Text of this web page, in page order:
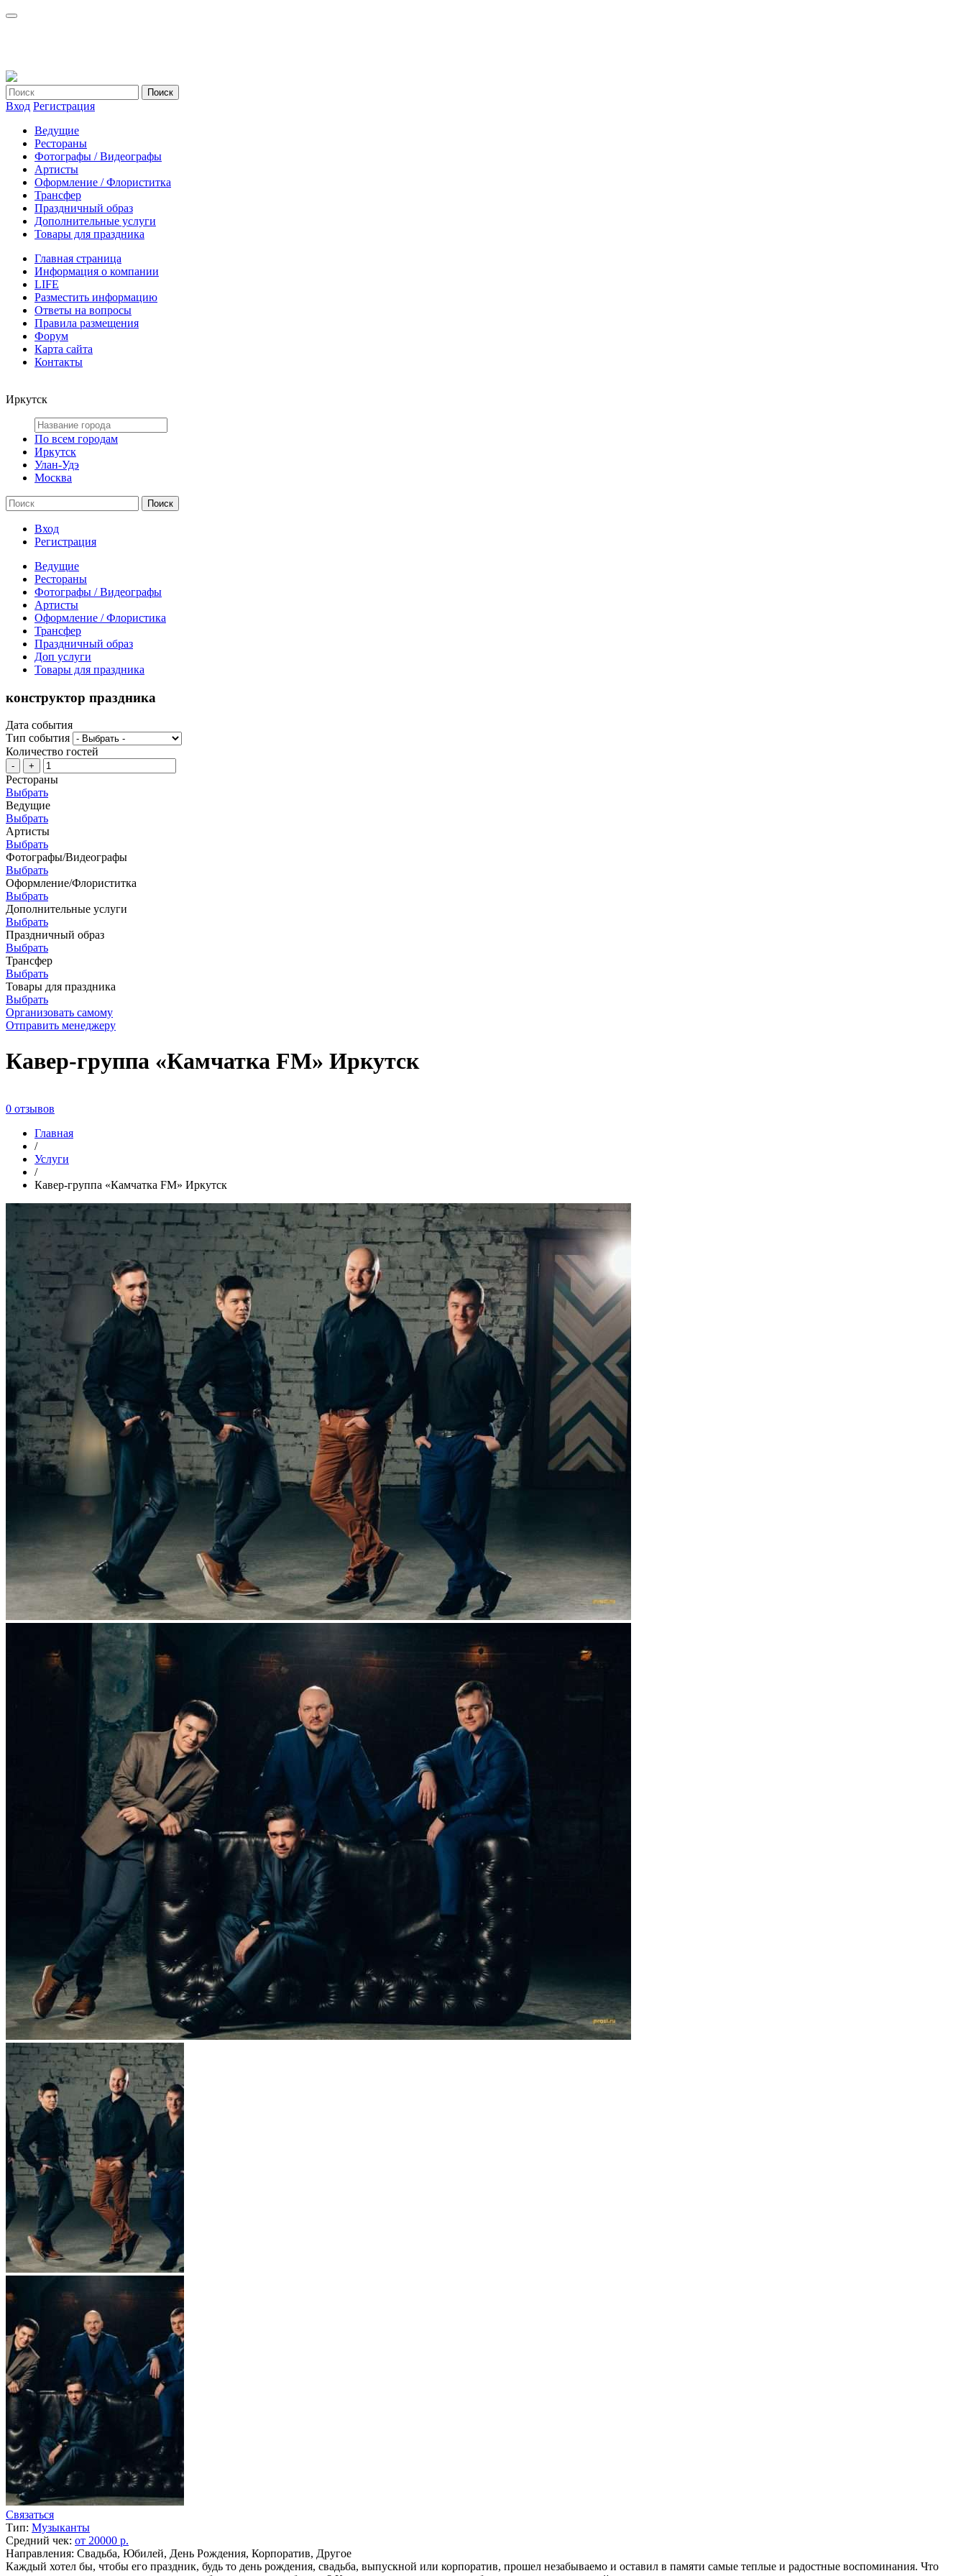
Вход Регистрация
Ведущие
Рестораны
Фотографы / Видеографы
Артисты
Оформление / Флориститка
Трансфер
Праздничный образ
Дополнительные услуги
Товары для праздника
Главная страница
Информация о компании
LIFE
Разместить информацию
Ответы на вопросы
Правила размещения
Форум
Карта сайта
Контакты
Иркутск
По всем городам
Иркутск
Улан-Удэ
Москва
Вход
Регистрация
Ведущие
Рестораны
Фотографы / Видеографы
Артисты
Оформление / Флористика
Трансфер
Праздничный образ
Доп услуги
Товары для праздника
конструктор праздника
Дата события
Тип события
Количество гостей
- +
Рестораны
Выбрать
Ведущие
Выбрать
Артисты
Выбрать
Фотографы/Видеографы
Выбрать
Оформление/Флориститка
Выбрать
Дополнительные услуги
Выбрать
Праздничный образ
Выбрать
Трансфер
Выбрать
Товары для праздника
Выбрать
Организовать самому
Отправить менеджеру
Кавер-группа «Камчатка FM» Иркутск
0 отзывов
Главная
/
Услуги
/
Кавер-группа «Камчатка FM» Иркутск
Связаться
Тип: Музыканты
Средний чек: от 20000 р.
Направления: Свадьба, Юбилей, День Рождения, Корпоратив, Другое
Каждый хотел бы, чтобы его праздник, будь то день рождения, свадьба, выпускной или корпоратив, прошел незабываемо и оставил в памяти самые теплые и радостные воспоминания. Что